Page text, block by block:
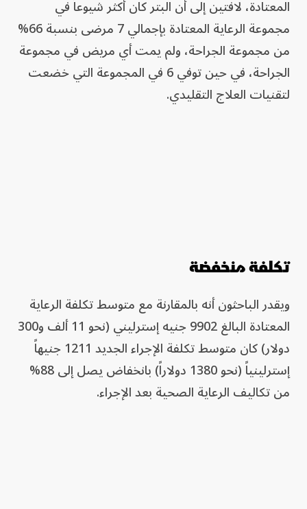
المعتادة، لافتين إلى أن البتر كان أكثر شيوعاً في
مجموعة الرعاية المعتادة بإجمالي 7 مرضى بنسبة 66%
من مجموعة الجراحة، ولم يمت أي مريض في مجموعة
الجراحة، في حين توفي 6 في المجموعة التي خضعت
لتقنيات العلاج التقليدي.
تكلفة منخفضة
ويقدر الباحثون أنه بالمقارنة مع متوسط تكلفة الرعاية
المعتادة البالغ 9902 جنيه إسترليني (نحو 11 ألف و300
دولار) كان متوسط تكلفة الإجراء الجديد 1211 جنيهاً
إسترلينياً (نحو 1380 دولاراً) بانخفاض يصل إلى 88%
من تكاليف الرعاية الصحية بعد الإجراء.